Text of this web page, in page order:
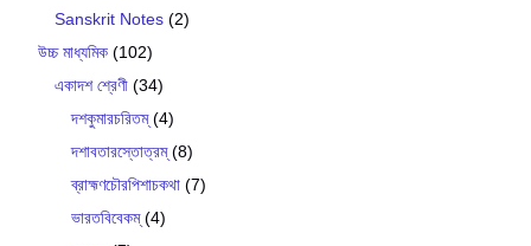
Sanskrit Notes (2)
উচ্চ মাধ্যমিক (102)
একাদশ শ্রেণী (34)
দশকুমারচরিতম্(4)
দশাবতারস্তোত্রম্(8)
ব্রাহ্মণচৌরপিশাচকথা (7)
ভারতবিবেকম্(4)